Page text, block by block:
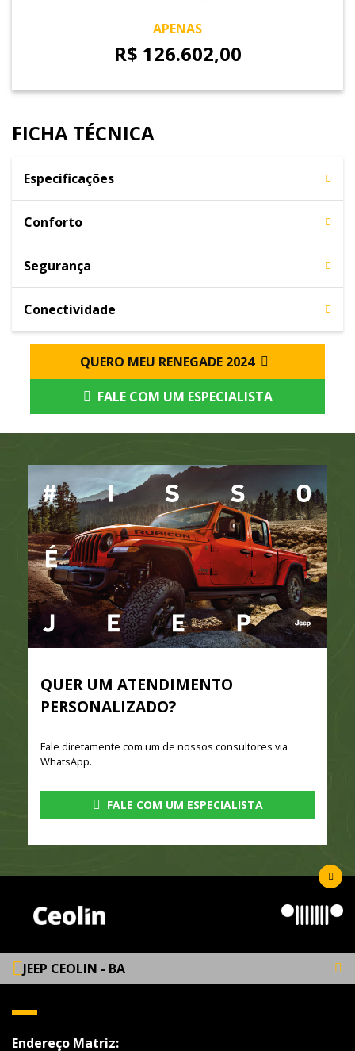
APENAS
R$ 126.602,00
FICHA TÉCNICA
Especificações
Conforto
Segurança
Conectividade
QUERO MEU RENEGADE 2024
FALE COM UM ESPECIALISTA
QUER UM ATENDIMENTO
PERSONALIZADO?
Fale diretamente com um de nossos consultores via
WhatsApp.
FALE COM UM ESPECIALISTA
JEEP CEOLIN - BA
Endereço Matriz: